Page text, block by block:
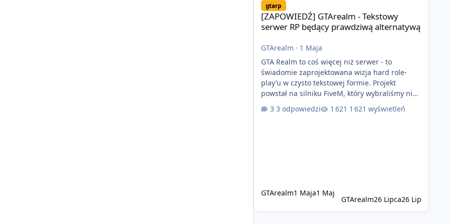
gtarp
[ZAPOWIEDŹ] GTArealm - Tekstowy
serwer RP będący prawdziwą alternatywą
GTArealm · 1 Maja
GTA Realm to coś więcej niż serwer - to
świadomie zaprojektowana wizja hard role-
play’u w czysto tekstowej formie. Projekt
powstał na silniku FiveM, który wybraliśmy nie
bez powodu. To platforma oferująca ogromną
elastyczność i znacznie szybszy rozwój
3 odpowiedzi 1 621 wyświetleń
GTArealm1 Maja1 Maj
GTArealm26 Lipca26 Lip